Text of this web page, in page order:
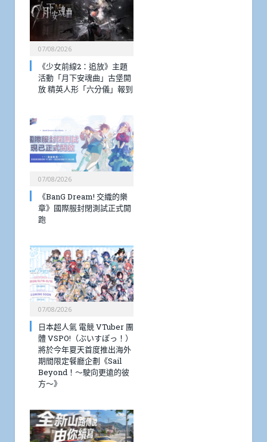
07/08/2026
《少女前線2：追放》主題
活動「月下安魂曲」古堡開
放 精英人形「六分儀」報到
07/08/2026
《BanG Dream! 交織的樂
章》國際服封閉測試正式開
跑
07/08/2026
日本超人氣 電競 VTuber 團
體 VSPO!（ぶいすぽっ！）
將於今年夏天首度推出海外
期間限定餐廳企劃《Sail
Beyond！～駛向更遠的彼
方～》